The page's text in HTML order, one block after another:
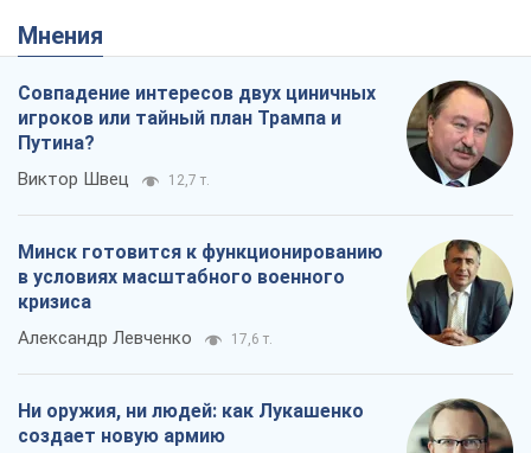
Мнения
Совпадение интересов двух циничных
игроков или тайный план Трампа и
Путина?
Виктор Швец 12,7 т.
Минск готовится к функционированию
в условиях масштабного военного
кризиса
Александр Левченко 17,6 т.
Ни оружия, ни людей: как Лукашенко
создает новую армию